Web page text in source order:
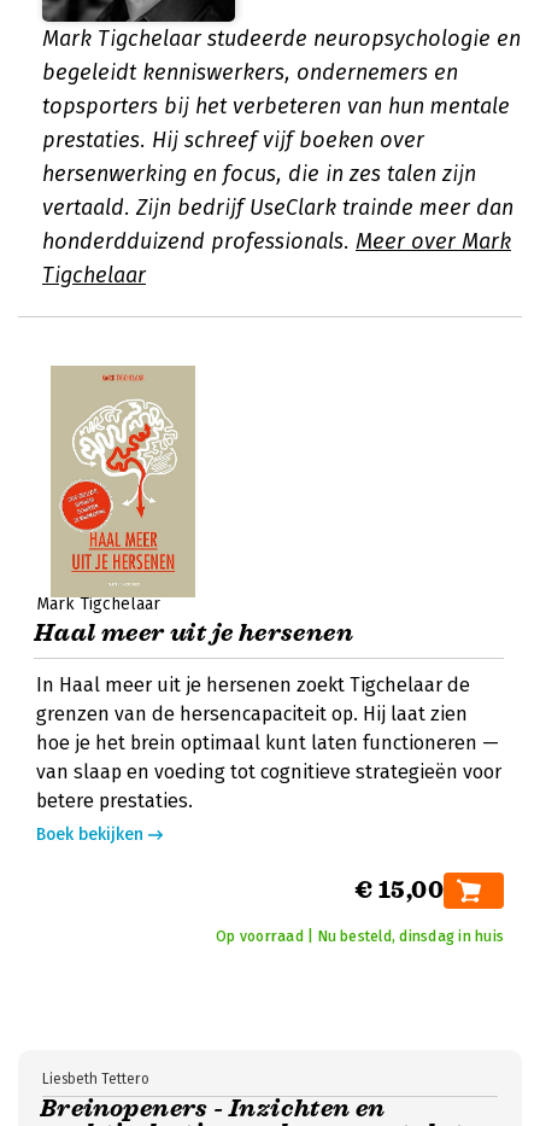
Mark Tigchelaar studeerde neuropsychologie en
begeleidt kenniswerkers, ondernemers en
topsporters bij het verbeteren van hun mentale
prestaties. Hij schreef vijf boeken over
hersenwerking en focus, die in zes talen zijn
vertaald. Zijn bedrijf UseClark trainde meer dan
honderdduizend professionals. Meer over Mark
Tigchelaar
Mark Tigchelaar
Haal meer uit je hersenen
In Haal meer uit je hersenen zoekt Tigchelaar de
grenzen van de hersencapaciteit op. Hij laat zien
hoe je het brein optimaal kunt laten functioneren —
van slaap en voeding tot cognitieve strategieën voor
betere prestaties.
Boek bekijken
€ 15,00
Op voorraad | Nu besteld, dinsdag in huis
Breinopeners - Inzichten en
Liesbeth Tettero